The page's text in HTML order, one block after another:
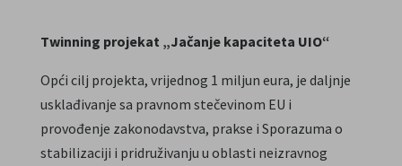
Twinning projekat „Jačanje kapaciteta UIO“
Opći cilj projekta, vrijednog 1 miljun eura, je daljnje
usklađivanje sa pravnom stečevinom EU i
provođenje zakonodavstva, prakse i Sporazuma o
stabilizaciji i pridruživanju u oblasti neizravnog